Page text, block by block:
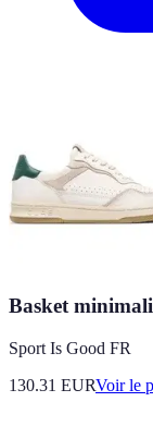
Basket
Sport Is Good FR
130.31 EURVoir le